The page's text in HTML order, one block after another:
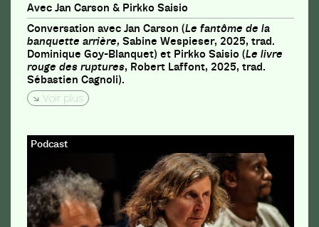
Avec Jan Carson & Pirkko Saisio
Conversation avec Jan Carson (Le fantôme de la
banquette arrière, Sabine Wespieser, 2025, trad.
Dominique Goy-Blanquet) et Pirkko Saisio (Le livre
rouge des ruptures, Robert Laffont, 2025, trad.
Sébastien Cagnoli).
Voir plus
Podcast